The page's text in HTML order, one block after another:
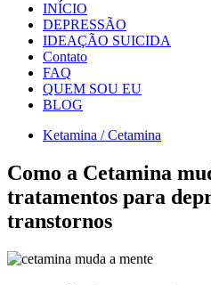
INÍCIO
DEPRESSÃO
IDEAÇÃO SUICIDA
Contato
FAQ
QUEM SOU EU
BLOG
Ketamina / Cetamina
Como a Cetamina
tratamentos para
transtornos